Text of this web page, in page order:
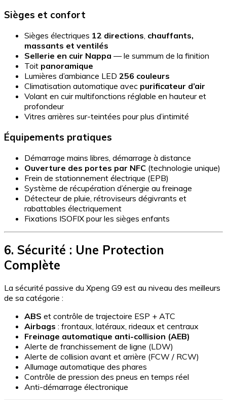
Sièges et confort
Sièges électriques 12 directions, chauffants,
massants et ventilés
Sellerie en cuir Nappa — le summum de la finition
Toit panoramique
Lumières d’ambiance LED 256 couleurs
Climatisation automatique avec purificateur d’air
Volant en cuir multifonctions réglable en hauteur et
profondeur
Vitres arrières sur-teintées pour plus d’intimité
Équipements pratiques
Démarrage mains libres, démarrage à distance
Ouverture des portes par NFC (technologie unique)
Frein de stationnement électrique (EPB)
Système de récupération d’énergie au freinage
Détecteur de pluie, rétroviseurs dégivrants et
rabattables électriquement
Fixations ISOFIX pour les sièges enfants
6. Sécurité : Une Protection
Complète
La sécurité passive du Xpeng G9 est au niveau des meilleurs
de sa catégorie :
ABS et contrôle de trajectoire ESP + ATC
Airbags : frontaux, latéraux, rideaux et centraux
Freinage automatique anti-collision (AEB)
Alerte de franchissement de ligne (LDW)
Alerte de collision avant et arrière (FCW / RCW)
Allumage automatique des phares
Contrôle de pression des pneus en temps réel
Anti-démarrage électronique